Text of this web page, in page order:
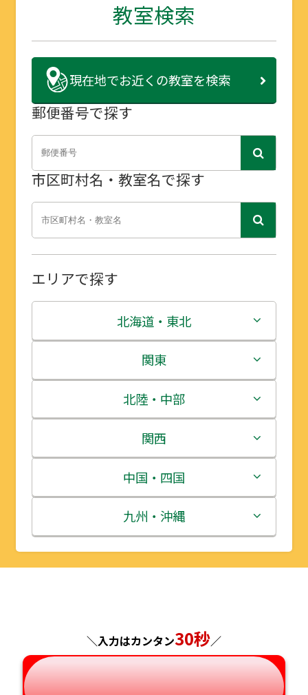
教室検索
現在地でお近くの教室を検索
郵便番号で探す
市区町村名・教室名で探す
エリアで探す
北海道・東北
北海道
青森県
岩手県
宮城県
秋田県
山形県
関東
茨城県
栃木県
群馬県
埼玉県
千葉県
北陸・中部
新潟県
富山県
石川県
福井県
岐阜県
関西
三重県
滋賀県
京都府
奈良県
中国・四国
鳥取県
島根県
山口県
九州・沖縄
福岡県
熊本県
＼入力はカンタン30秒／